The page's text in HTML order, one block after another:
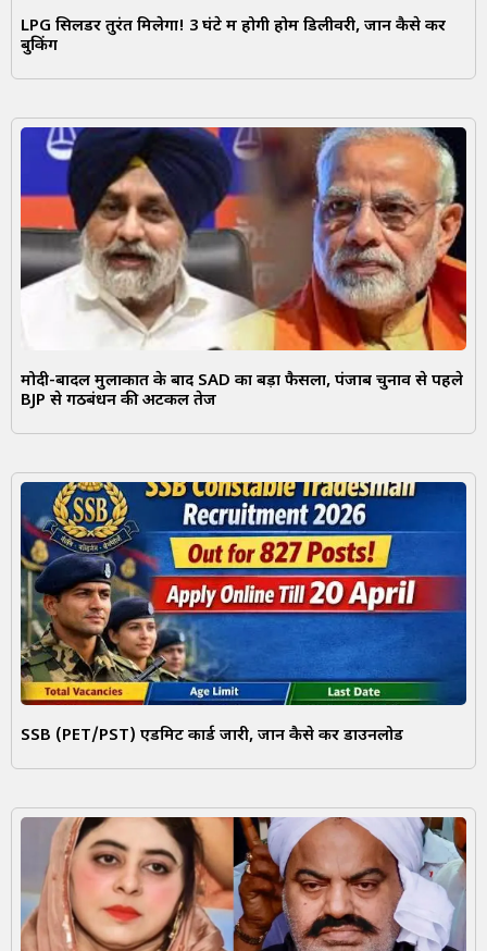
LPG सिलेंडर तुरंत मिलेगा! 3 घंटे में होगी होम डिलीवरी, जानें कैसे करें
बुकिंग
मोदी-बादल मुलाकात के बाद SAD का बड़ा फैसला, पंजाब चुनाव से पहले
BJP से गठबंधन की अटकलें तेज
SSB (PET/PST) एडमिट कार्ड जारी, जानें कैसे करें डाउनलोड